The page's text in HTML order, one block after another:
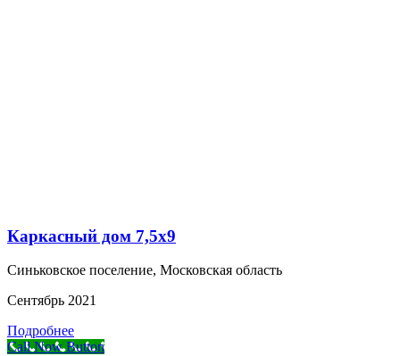
Каркасный дом 7,5х9
Синьковское поселение, Московская область
Сентябрь 2021
Подробнее
Call Now Button